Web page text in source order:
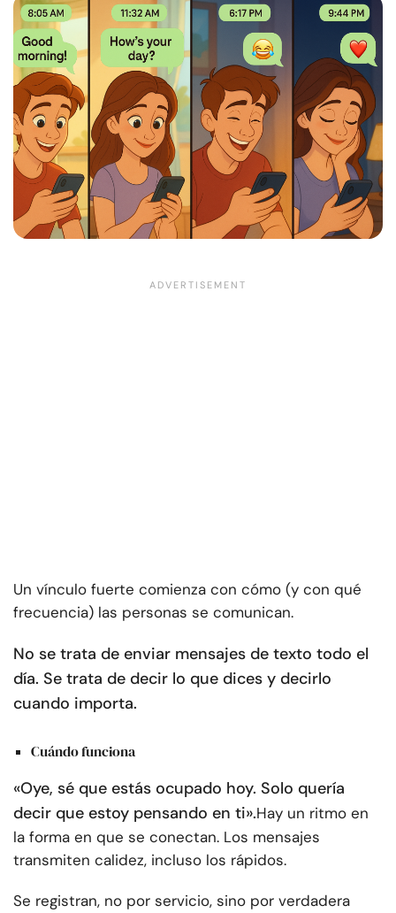
Un vínculo fuerte comienza con cómo (y con qué
frecuencia) las personas se comunican.
No se trata de enviar mensajes de texto todo el
día. Se trata de decir lo que dices y decirlo
cuando importa.
Cuándo funciona
«Oye, sé que estás ocupado hoy. Solo quería
decir que estoy pensando en ti».Hay un ritmo en
la forma en que se conectan. Los mensajes
transmiten calidez, incluso los rápidos.
Se registran, no por servicio, sino por verdadera